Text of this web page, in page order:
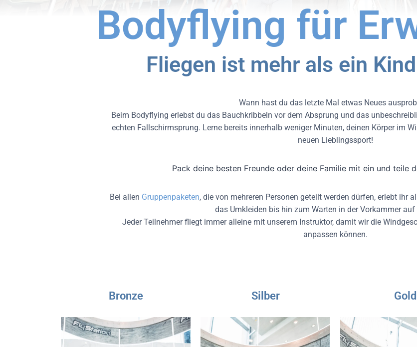
Bodyflying für
Fliegen ist mehr als ein
Wann hast du das letzte Mal etwas Neues
Beim Bodyflying erlebst du das Bauchkribbeln vor dem Absprung und das
echten Fallschirmsprung. Lerne bereits innerhalb weniger Minuten, deinen Körper im
neuen Lieblingssport!
Pack deine besten Freunde oder deine Familie mit ein und teile
Bei allen Gruppenpaketen, die von mehreren Personen geteilt werden dürfen, erlebt ihr
das Umkleiden bis hin zum Warten in der Vorkammer auf
Jeder Teilnehmer fliegt immer alleine mit unserem Instruktor, damit wir die
anpassen können.
Bronze Silber Gold